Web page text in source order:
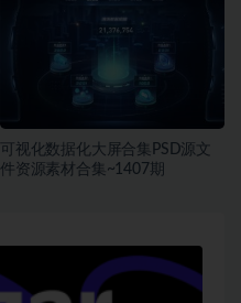
可视化数据化大屏合集PSD源文
件资源素材合集~1407期